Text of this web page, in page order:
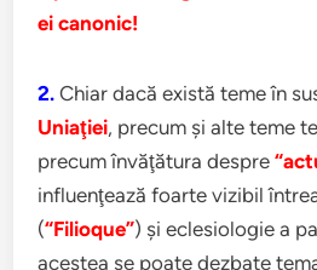
ei canonic!
2.Chiar dacă există teme în
Uniaţiei, precum şi alte teme
precum învăţătura despre
influenţează foarte vizibil
(“Filioque”) şi eclesiologie a
acestea se poate dezbate